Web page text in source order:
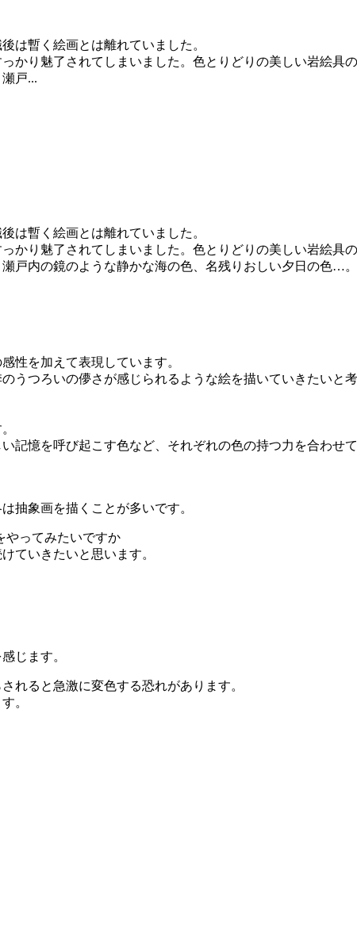
は暫く絵画とは離れていました。
かり魅了されてしまいました。色とりどりの美しい岩絵具
戸...
は暫く絵画とは離れていました。
かり魅了されてしまいました。色とりどりの美しい岩絵具
戸内の鏡のような静かな海の色、名残りおしい夕日の色…
性を加えて表現しています。
うつろいの儚さが感じられるような絵を描いていきたいと考
記憶を呼び起こす色など、それぞれの色の持つ力を合わせ
抽象画を描くことが多いです。
やってみたいですか
ていきたいと思います。
じます。
れると急激に変色する恐れがあります。
。